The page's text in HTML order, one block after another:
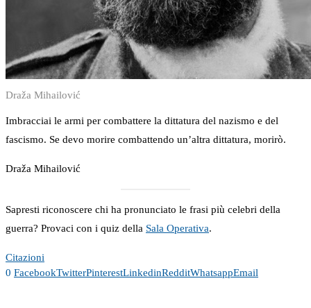
Draža Mihailović
Imbracciai le armi per combattere la dittatura del nazismo e del
fascismo. Se devo morire combattendo un’altra dittatura, morirò.
Draža Mihailović
Sapresti riconoscere chi ha pronunciato le frasi più celebri della
guerra? Provaci con i quiz della Sala Operativa.
Citazioni
0 FacebookTwitterPinterestLinkedinRedditWhatsappEmail